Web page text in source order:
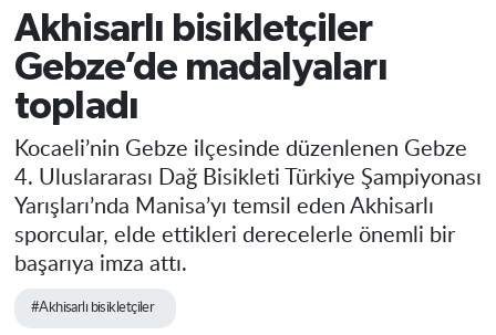
Akhisarlı bisikletçiler
Gebze’de madalyaları
topladı
Kocaeli’nin Gebze ilçesinde düzenlenen Gebze
4. Uluslararası Dağ Bisikleti Türkiye Şampiyonası
Yarışları’nda Manisa’yı temsil eden Akhisarlı
sporcular, elde ettikleri derecelerle önemli bir
başarıya imza attı.
#Akhisarlı bisikletçiler
Turgutlu
Salihli
Saruhanlı
Soma
Manisa Trafik Yoğunluk Haritası
Süper Lig Puan Durumu ve Fikstür
Tüm Manşetler
Son Dakika Haberleri